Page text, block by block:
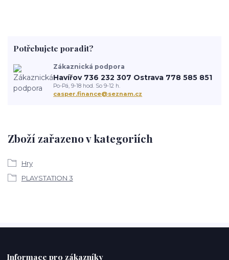
Zboží zařazeno v kategoriích
Hry
PLAYSTATION 3
Potřebujete poradit?
Zákaznická podpora
Havířov 736 232 307 Ostrava 778 585 851
Po-Pá, 9-18 hod. So 9-12 h.
casper.finance@seznam.cz
Informace pro zákazníky